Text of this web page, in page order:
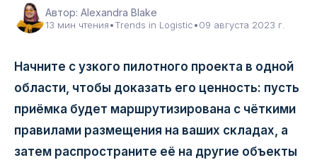
Автор: Alexandra Blake
13 мин чтения•Trends in Logistic•09 августа 2023 г.
Начните с узкого пилотного проекта в одной
области, чтобы доказать его ценность: пусть
приёмка будет маршрутизирована с чёткими
правилами размещения на ваших складах, а
затем распространите её на другие объекты